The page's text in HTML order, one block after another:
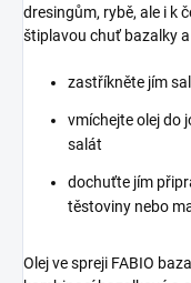
dresingům, rybě, ale i k
štiplavou chuť bazalky
zastříkněte jím
vmíchejte olej do
salát
dochuťte jím
těstoviny nebo
Olej ve spreji FABIO